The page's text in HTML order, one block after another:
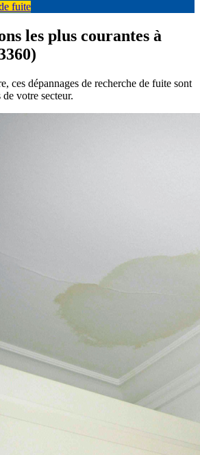
fuite
les plus courantes à
ces dépannages de recherche de fuite sont
votre secteur.